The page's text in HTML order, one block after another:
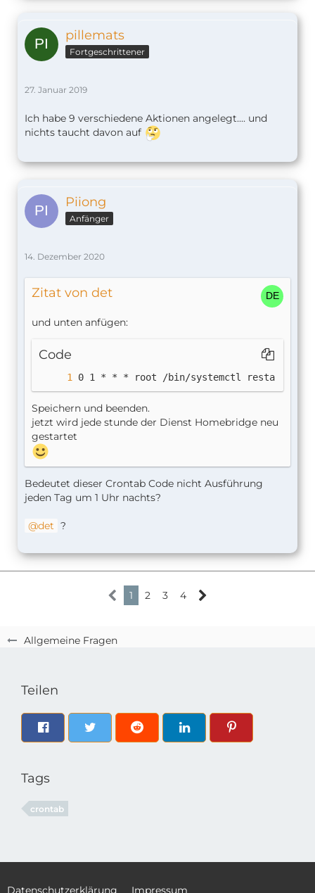
Allgemeine Fragen
pillemats
Fortgeschrittener
27. Januar 2019
Ich habe 9 verschiedene Aktionen angelegt.... und
nichts taucht davon auf
Piiong
Anfänger
14. Dezember 2020
Zitat von det
und unten anfügen:
Code
0 1 * * * root /bin/systemctl restart
Speichern und beenden.
jetzt wird jede stunde der Dienst Homebridge neu
gestartet
Bedeutet dieser Crontab Code nicht Ausführung
jeden Tag um 1 Uhr nachts?
det ?
1 2 3 4
Teilen
Tags
crontab
Datenschutzerklärung Impressum